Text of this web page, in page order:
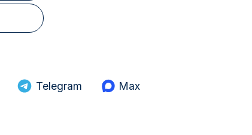
Telegram Max